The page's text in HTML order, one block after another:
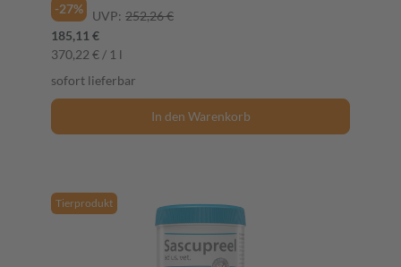
-27% UVP: 252,26 €
185,11 €
370,22 € / 1 l
sofort lieferbar
In den Warenkorb
Tierprodukt